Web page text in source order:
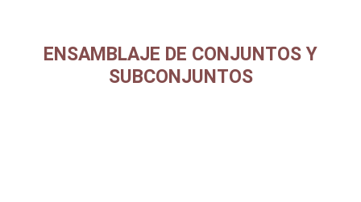
ENSAMBLAJE DE CONJUNTOS Y
SUBCONJUNTOS